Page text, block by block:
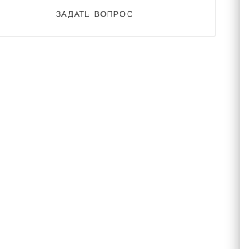
ЗАДАТЬ ВОПРОС